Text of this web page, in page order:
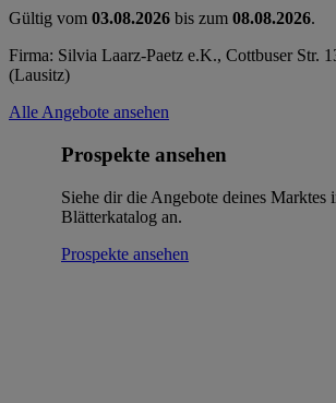
Gültig vom 03.08.2026 bis zum 08.08.2026.
Firma: Silvia Laarz-Paetz e.K., Cottbuser Str.
(Lausitz)
Alle Angebote ansehen
Prospekte ansehen
Siehe dir die Angebote deines Marktes
Blätterkatalog an.
Prospekte ansehen